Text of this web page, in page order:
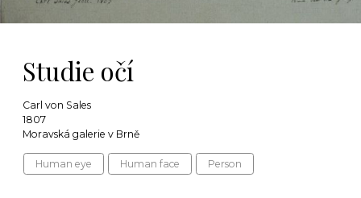
Studie očí
Carl von Sales
1807
Moravská galerie v Brně
Human eye Human face Person